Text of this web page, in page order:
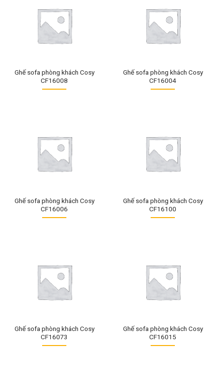
Ghế sofa phòng khách Cosy
CF16008
Ghế sofa phòng khách Cosy
CF16004
Ghế sofa phòng khách Cosy
CF16006
Ghế sofa phòng khách Cosy
CF16100
Ghế sofa phòng khách Cosy
CF16073
Ghế sofa phòng khách Cosy
CF16015